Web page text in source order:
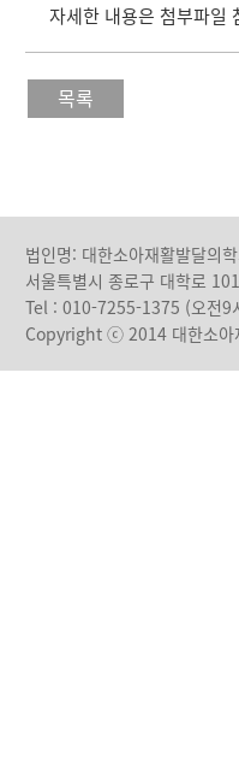
자세한 내용은 첨부파일
목록
법인명: 대한소아재활발달의
서울특별시 종로구 대학로
Tel : 010-7255-1375 (오전9
Copyright ⓒ 2014 대한소아